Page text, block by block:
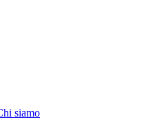
siamo